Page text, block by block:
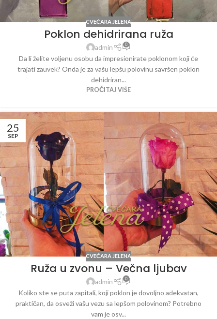
CVEĆARA JELENA
Poklon dehidrirana ruža
admin 0
Da li želite voljenu osobu da impresionirate poklonom koji će
trajati zauvek? Onda je za vašu lepšu polovinu savršen poklon
dehidriran...
PROČITAJ VIŠE
25
SEP
CVEĆARA JELENA
Ruža u zvonu – Večna ljubav
admin 0
Koliko ste se puta zapitali, koji poklon je dovoljno adekvatan,
praktičan, da osveži vašu vezu sa lepšom polovinom? Potrebno
vam je osv...